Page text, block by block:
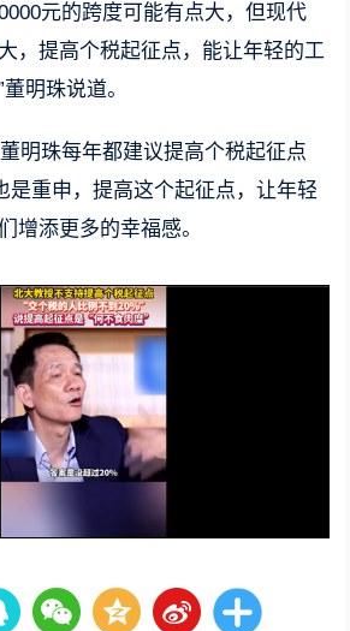
元的跨度可能有点大，但现代
，提高个税起征点，能让年轻的工
明珠说道。
明珠每年都建议提高个税起征点
是重申，提高这个起征点，让年轻
增添更多的幸福感。